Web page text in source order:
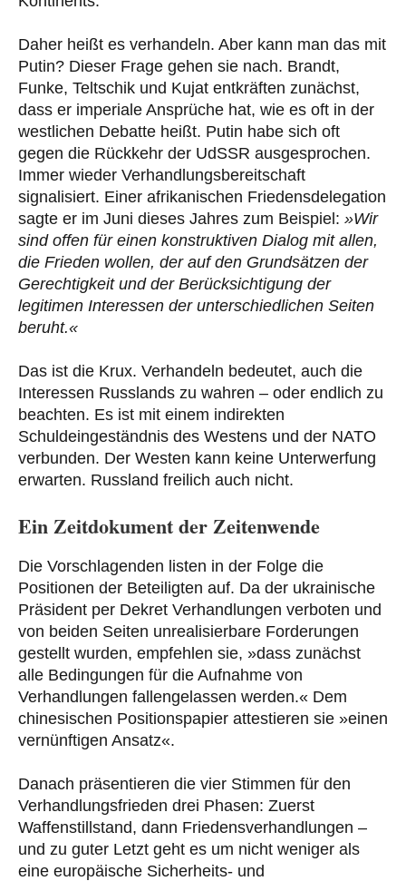
Daher heißt es verhandeln. Aber kann man das mit
Putin? Dieser Frage gehen sie nach. Brandt,
Funke, Teltschik und Kujat entkräften zunächst,
dass er imperiale Ansprüche hat, wie es oft in der
westlichen Debatte heißt. Putin habe sich oft
gegen die Rückkehr der UdSSR ausgesprochen.
Immer wieder Verhandlungsbereitschaft
signalisiert. Einer afrikanischen Friedensdelegation
sagte er im Juni dieses Jahres zum Beispiel: »Wir
sind offen für einen konstruktiven Dialog mit allen,
die Frieden wollen, der auf den Grundsätzen der
Gerechtigkeit und der Berücksichtigung der
legitimen Interessen der unterschiedlichen Seiten
beruht.«
Das ist die Krux. Verhandeln bedeutet, auch die
Interessen Russlands zu wahren – oder endlich zu
beachten. Es ist mit einem indirekten
Schuldeingeständnis des Westens und der NATO
verbunden. Der Westen kann keine Unterwerfung
erwarten. Russland freilich auch nicht.
Ein Zeitdokument der Zeitenwende
Die Vorschlagenden listen in der Folge die
Positionen der Beteiligten auf. Da der ukrainische
Präsident per Dekret Verhandlungen verboten und
von beiden Seiten unrealisierbare Forderungen
gestellt wurden, empfehlen sie, »dass zunächst
alle Bedingungen für die Aufnahme von
Verhandlungen fallengelassen werden.« Dem
chinesischen Positionspapier attestieren sie »einen
vernünftigen Ansatz«.
Danach präsentieren die vier Stimmen für den
Verhandlungsfrieden drei Phasen: Zuerst
Waffenstillstand, dann Friedensverhandlungen –
und zu guter Letzt geht es um nicht weniger als
eine europäische Sicherheits- und